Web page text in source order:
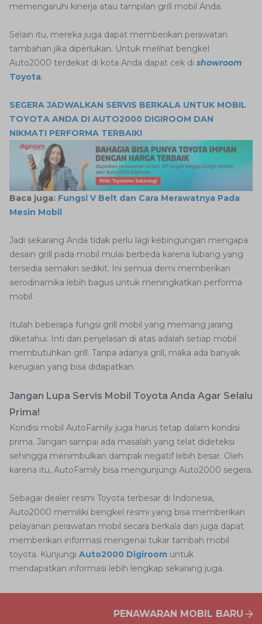
memengaruhi kinerja atau tampilan grill mobil Anda.
Selain itu, mereka juga dapat memberikan perawatan
tambahan jika diperlukan. Untuk melihat bengkel
Auto2000 terdekat di kota Anda dapat cek di showroom
Toyota.
SEGERA JADWALKAN SERVIS BERKALA UNTUK MOBIL
TOYOTA ANDA DI AUTO2000 DIGIROOM DAN
NIKMATI PERFORMA TERBAIK!
Baca juga: Fungsi V Belt dan Cara Merawatnya Pada
Mesin Mobil
Jadi sekarang Anda tidak perlu lagi kebingungan mengapa
desain grill pada mobil mulai berbeda karena lubang yang
tersedia semakin sedikit. Ini semua demi memberikan
aerodinamika lebih bagus untuk meningkatkan performa
mobil.
Itulah beberapa fungsi grill mobil yang memang jarang
diketahui. Inti dari penjelasan di atas adalah setiap mobil
membutuhkan grill. Tanpa adanya grill, maka ada banyak
kerugian yang bisa didapatkan.
Jangan Lupa Servis Mobil Toyota Anda Agar Selalu
Prima!
Kondisi mobil AutoFamily juga harus tetap dalam kondisi
prima. Jangan sampai ada masalah yang telat dideteksi
sehingga menimbulkan dampak negatif lebih besar. Oleh
karena itu, AutoFamily bisa mengunjungi Auto2000 segera.
Sebagai dealer resmi Toyota terbesar di Indonesia,
Auto2000 memiliki bengkel resmi yang bisa memberikan
pelayanan perawatan mobil secara berkala dan juga dapat
memberikan informasi mengenai tukar tambah mobil
toyota. Kunjungi Auto2000 Digiroom untuk
mendapatkan informasi lebih lengkap sekarang juga.
PENAWARAN MOBIL BARU